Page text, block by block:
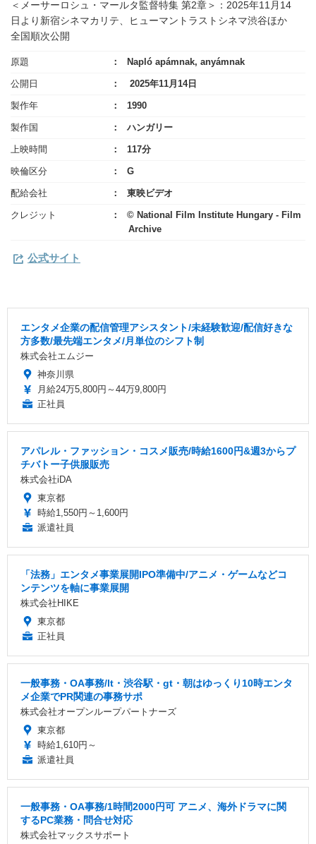
＜メーサーロシュ・マールタ監督特集 第2章＞：2025年11月14
日より新宿シネマカリテ、ヒューマントラストシネマ渋谷ほか
全国順次公開
原題 Napló apámnak, anyámnak
公開日 2025年11月14日
製作年 1990
製作国 ハンガリー
上映時間 117分
映倫区分 G
配給会社 東映ビデオ
クレジット
© National Film Institute Hungary - Film
Archive
公式サイト
エンタメ企業の配信管理アシスタント/未経験歓迎/配信好きな
方多数/最先端エンタメ/月単位のシフト制
株式会社エムジー
神奈川県
月給24万5,800円～44万9,800円
正社員
アパレル・ファッション・コスメ販売/時給1600円&週3からプ
チバトー子供服販売
株式会社iDA
東京都
時給1,550円～1,600円
派遣社員
「法務」エンタメ事業展開IPO準備中/アニメ・ゲームなどコ
ンテンツを軸に事業展開
株式会社HIKE
東京都
正社員
一般事務・OA事務/lt・渋谷駅・gt・朝はゆっくり10時エンタ
メ企業でPR関連の事務サポ
株式会社オープンループパートナーズ
東京都
時給1,610円～
派遣社員
一般事務・OA事務/1時間2000円可 アニメ、海外ドラマに関
するPC業務・問合せ対応
株式会社マックスサポート